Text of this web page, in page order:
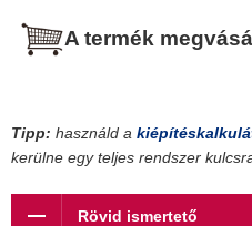
A termék
Tipp: használd a
kerülne egy teljes rendszer
Rövid ismertető